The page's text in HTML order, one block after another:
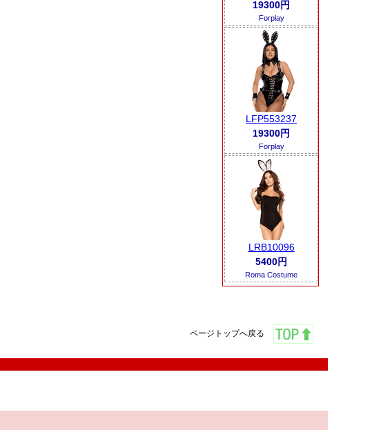
19300円
Forplay
LFP553237
19300円
Forplay
LRB10096
5400円
Roma Costume
ページトップへ戻る